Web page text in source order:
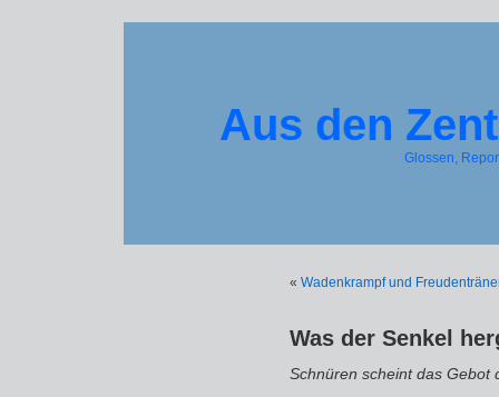
Aus den
Glossen,
« Wadenkrampf und
Was der Senkel
Schnüren scheint das Gebot